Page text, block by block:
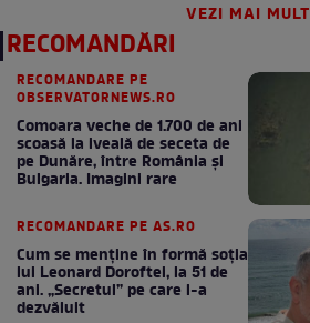
VEZI MAI MULT
RECOMANDĂRI
RECOMANDARE PE
OBSERVATORNEWS.RO
Comoara veche de 1.700 de ani
scoasă la iveală de seceta de
pe Dunăre, între România şi
Bulgaria. Imagini rare
RECOMANDARE PE AS.RO
Cum se menţine în formă soţia
lui Leonard Doroftei, la 51 de
ani. „Secretul” pe care l-a
dezvăluit